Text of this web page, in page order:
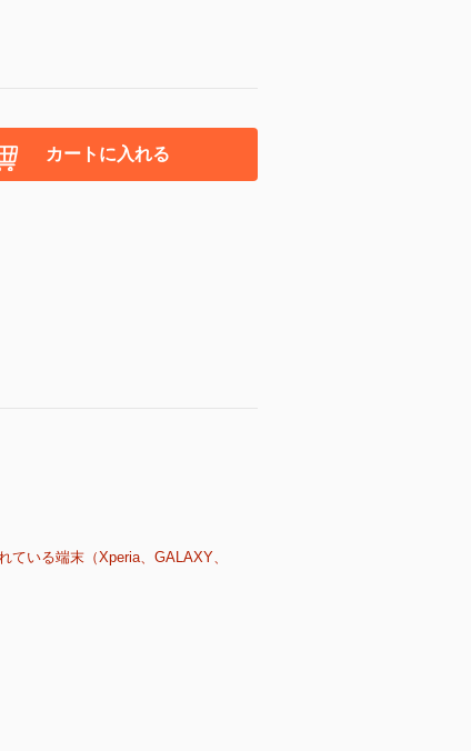
カートに入れる
いる端末（Xperia、GALAXY、